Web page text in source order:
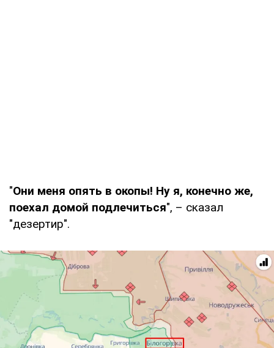
"Они меня опять в окопы! Ну я, конечно же,
поехал домой подлечиться", – сказал
"дезертир".